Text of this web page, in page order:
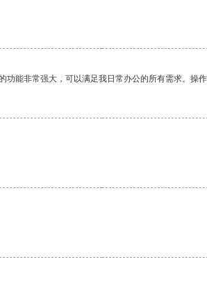
能非常强大，可以满足我日常办公的所有需求。操